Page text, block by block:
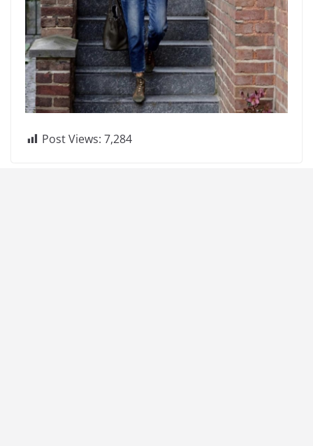
Post Views: 7,284